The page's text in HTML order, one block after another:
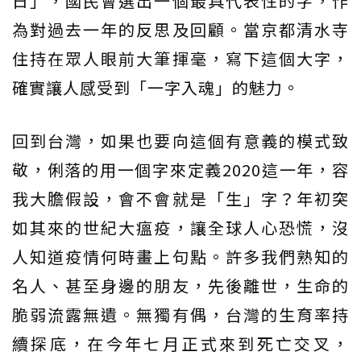
為對過去一年的反思及回顧。當京都清水寺
住持在眾人眼前大筆揮毫，寫下這個大字，
確實讓人感受到「一字入魂」的魅力。
回到台灣，如果也要向這個有意義的模式致
敬，俐落的用一個字來定義2020這一年，容
我大膽假設，會不會就是「生」字？年初突
如其來的世紀大瘟疫，讓全球人心恐慌，沒
人知道疫情何時畫上句點。許多我們熟知的
名人、甚至身邊的朋友，先後離世，生命的
脆弱流露無遺。無獨有偶，台灣的生育率持
續探底，在今年七月正式來到死亡交叉，